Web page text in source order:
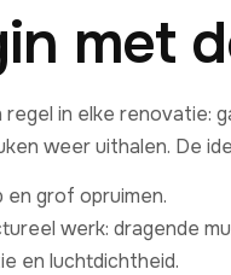
met
regel in elke renovatie:
weer uithalen. De
en grof opruimen.
werk: dragende
en luchtdichtheid.